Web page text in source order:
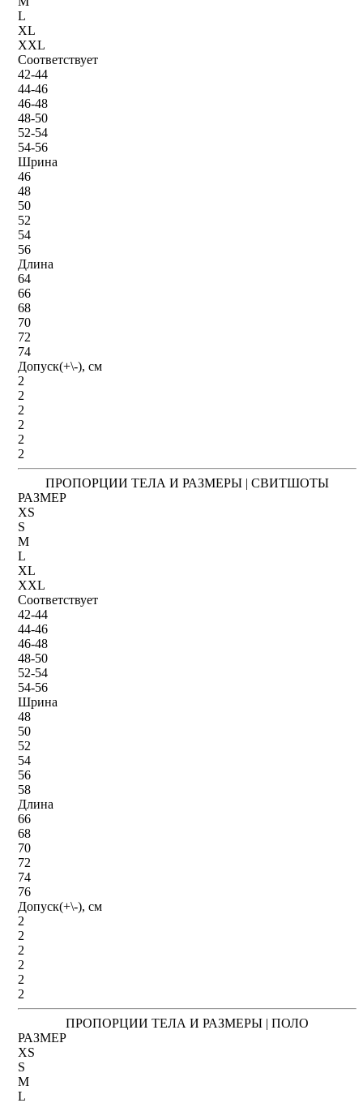
L
XL
XXL
Соответствует
42-44
44-46
46-48
48-50
52-54
54-56
Шрина
46
48
50
52
54
56
Длина
64
66
68
70
72
74
Допуск(+\-), см
2
2
2
2
2
2
ПРОПОРЦИИ ТЕЛА И РАЗМЕРЫ | СВИТШОТЫ
РАЗМЕР
XS
S
M
L
XL
XXL
Соответствует
42-44
44-46
46-48
48-50
52-54
54-56
Шрина
48
50
52
54
56
58
Длина
66
68
70
72
74
76
Допуск(+\-), см
2
2
2
2
2
2
ПРОПОРЦИИ ТЕЛА И РАЗМЕРЫ | ПОЛО
РАЗМЕР
XS
S
M
L